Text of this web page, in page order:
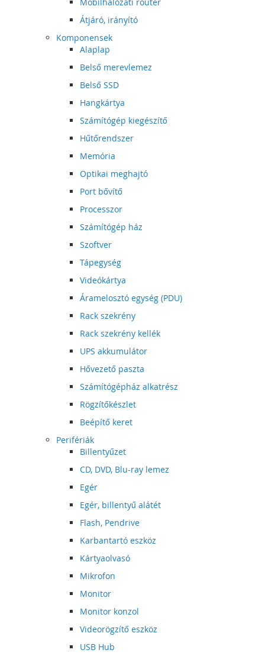
Átjáró, irányító
Komponensek
Alaplap
Belső merevlemez
Belső SSD
Hangkártya
Számítógép kiegészítő
Hűtőrendszer
Memória
Optikai meghajtó
Port bővítő
Processzor
Számítógép ház
Szoftver
Tápegység
Videókártya
Áramelosztó egység (PDU)
Rack szekrény
Rack szekrény kellék
UPS akkumulátor
Hővezető paszta
Számítógépház alkatrész
Rögzítőkészlet
Beépítő keret
Perifériák
Billentyűzet
CD, DVD, Blu-ray lemez
Egér
Egér, billentyű alátét
Flash, Pendrive
Karbantartó eszköz
Kártyaolvasó
Mikrofon
Monitor
Monitor konzol
Videorögzítő eszköz
USB Hub